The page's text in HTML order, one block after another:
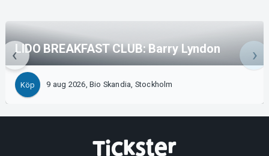
LIDO BREAKFAST CLUB: Barry Lyndon
Köp 9 aug 2026, Bio Skandia, Stockholm